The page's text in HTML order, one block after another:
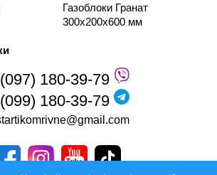
Газоблоки Гранат
300х200х600 мм
(097) 180-39-79
(099) 180-39-79